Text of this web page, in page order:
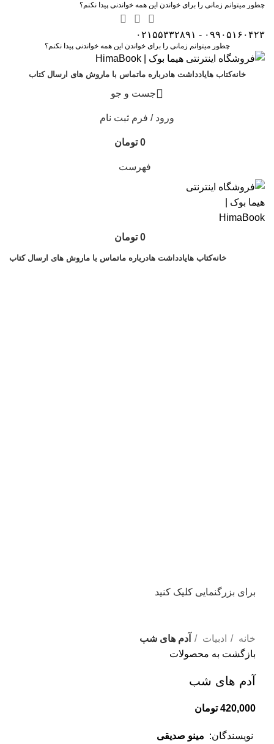
چطور میتوانم زمانی را برای خواندن این همه خواندنی پیدا نکنم؟
۰۹۹۰۵۱۶۰۴۲۳ - ۰۲۱۵۵۳۳۲۸۹۱
چطور میتوانم زمانی را برای خواندن این همه خواندنی پیدا نکنم؟
خانهکتاب هایادداشت هادرباره ماتماس با ماروش های ارسال کتاب
جست و جو
ورود / فرم ثبت نام
0 تومان
فهرست
0 تومان
خانهکتاب هایادداشت هادرباره ماتماس با ماروش های ارسال کتاب
برای بزرگنمایی کلیک کنید
خانه ادبیات
آدم های شب
بازگشت به محصولات
آدم های شب
420,000 تومان
نویسندگان: مینو صدیقی